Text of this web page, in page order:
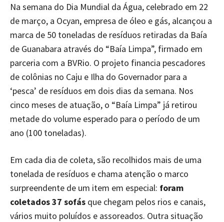
Na semana do Dia Mundial da Água, celebrado em 22
de março, a Ocyan, empresa de óleo e gás, alcançou a
marca de 50 toneladas de resíduos retiradas da Baía
de Guanabara através do “Baía Limpa”, firmado em
parceria com a BVRio. O projeto financia pescadores
de colônias no Caju e Ilha do Governador para a
‘pesca’ de resíduos em dois dias da semana. Nos
cinco meses de atuação, o “Baía Limpa” já retirou
metade do volume esperado para o período de um
ano (100 toneladas).
Em cada dia de coleta, são recolhidos mais de uma
tonelada de resíduos e chama atenção o marco
surpreendente de um item em especial: foram
coletados 37 sofás que chegam pelos rios e canais,
vários muito poluídos e assoreados. Outra situação